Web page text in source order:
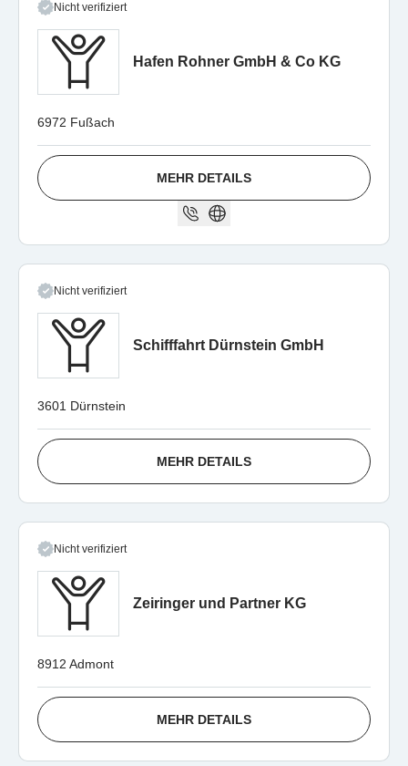
Nicht verifiziert
Hafen Rohner GmbH & Co KG
6972 Fußach
MEHR DETAILS
Nicht verifiziert
Schifffahrt Dürnstein GmbH
3601 Dürnstein
MEHR DETAILS
Nicht verifiziert
Zeiringer und Partner KG
8912 Admont
MEHR DETAILS